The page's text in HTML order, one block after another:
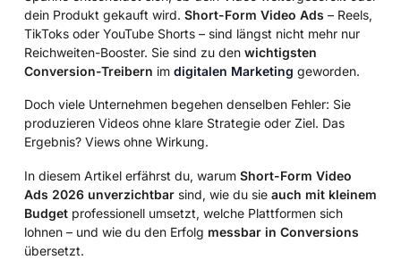
dein Produkt gekauft wird. Short-Form Video Ads – Reels,
TikToks oder YouTube Shorts – sind längst nicht mehr nur
Reichweiten-Booster. Sie sind zu den wichtigsten
Conversion-Treibern im digitalen Marketing geworden.
Doch viele Unternehmen begehen denselben Fehler: Sie
produzieren Videos ohne klare Strategie oder Ziel. Das
Ergebnis? Views ohne Wirkung.
In diesem Artikel erfährst du, warum Short-Form Video
Ads 2026 unverzichtbarsind, wie du sie auch mit kleinem
Budgetprofessionell umsetzt, welche Plattformen sich
lohnen – und wie du den Erfolg messbar in Conversions
übersetzt.